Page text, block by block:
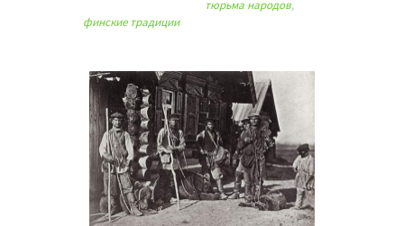
тюрьма народов,
финские традиции